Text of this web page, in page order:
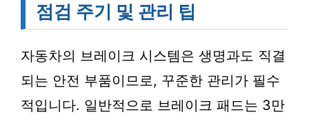
점검 주기 및 관리 팁
자동차의 브레이크 시스템은 생명과도 직결
되는 안전 부품이므로, 꾸준한 관리가 필수
적입니다. 일반적으로 브레이크 패드는 3만